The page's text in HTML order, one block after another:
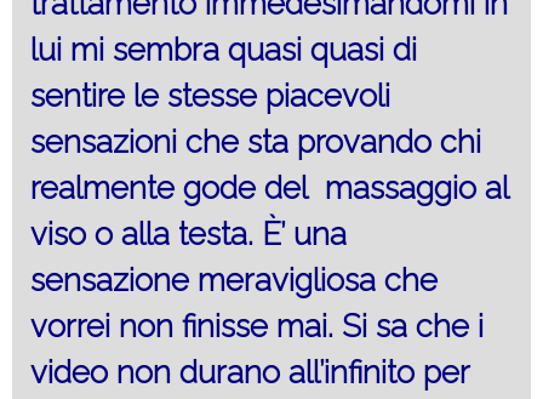
lui mi sembra quasi quasi di
sentire le stesse piacevoli
sensazioni che sta provando chi
realmente gode del massaggio al
viso o alla testa. È’ una
sensazione meravigliosa che
vorrei non finisse mai. Si sa che i
video non durano all’infinito per